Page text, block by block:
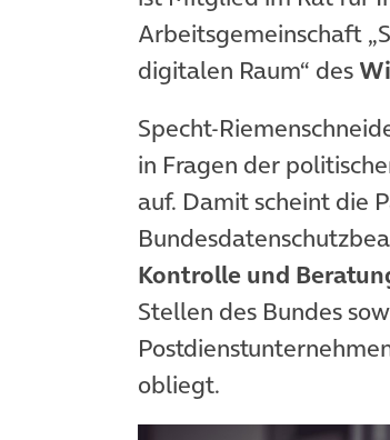
Arbeitsgemeinschaft
digitalen Raum“ des
Specht-
in Fragen der
auf. Damit scheint die
Kontrolle und
Stellen des Bundes
obliegt.